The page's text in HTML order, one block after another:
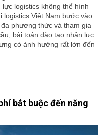
logistics không thể hình
logistics Việt Nam bước vào
phương thức và tham gia
bài toán đào tạo nhân lực
có ảnh hưởng rất lớn đến
bắt buộc đến năng